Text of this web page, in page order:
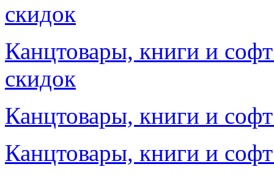
скидок
Канцтовары, книги и
скидок
Канцтовары, книги и
Канцтовары, книги и